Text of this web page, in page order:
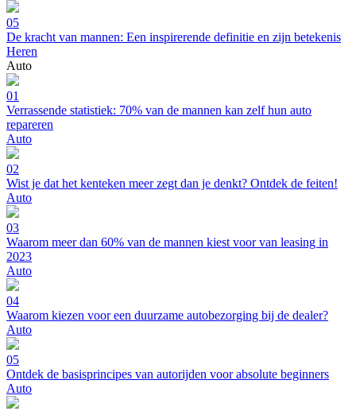
05
De kracht van mannen: Een inspirerende definitie en zijn betekenis
Heren
Auto
01
Verrassende statistiek: 70% van de mannen kan zelf hun auto
repareren
Auto
02
Wist je dat het kenteken meer zegt dan je denkt? Ontdek de feiten!
Auto
03
Waarom meer dan 60% van de mannen kiest voor van leasing in
2023
Auto
04
Waarom kiezen voor een duurzame autobezorging bij de dealer?
Auto
05
Ontdek de basisprincipes van autorijden voor absolute beginners
Auto